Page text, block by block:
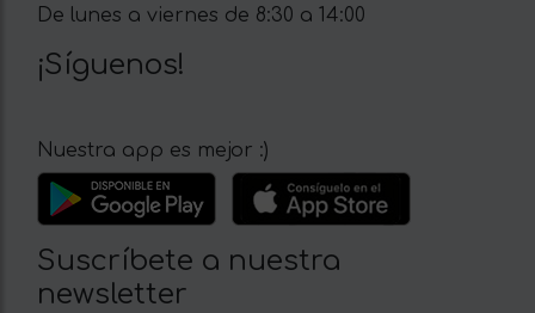
De lunes a viernes de 8:30 a 14:00
¡Síguenos!
Nuestra app es mejor :)
Suscríbete a nuestra
newsletter